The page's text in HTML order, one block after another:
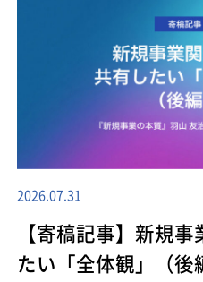
2026.07.31
【寄稿記事】新規
たい「全体観」（後